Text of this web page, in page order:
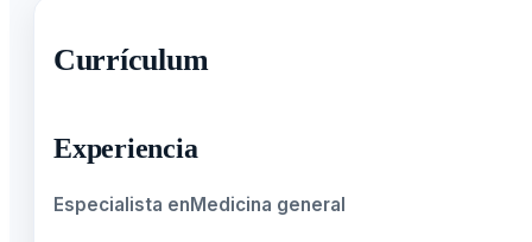
Currículum
Experiencia
Especialista enMedicina general